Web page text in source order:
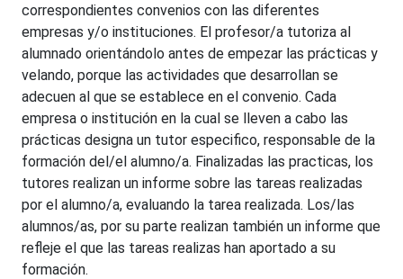
correspondientes convenios con las diferentes
empresas y/o instituciones. El profesor/a tutoriza al
alumnado orientándolo antes de empezar las prácticas y
velando, porque las actividades que desarrollan se
adecuen al que se establece en el convenio. Cada
empresa o institución en la cual se lleven a cabo las
prácticas designa un tutor especifico, responsable de la
formación del/el alumno/a. Finalizadas las practicas, los
tutores realizan un informe sobre las tareas realizadas
por el alumno/a, evaluando la tarea realizada. Los/las
alumnos/as, por su parte realizan también un informe que
refleje el que las tareas realizas han aportado a su
formación.